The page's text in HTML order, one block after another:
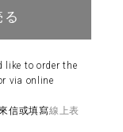
like to order the
via online
信或填寫線上表